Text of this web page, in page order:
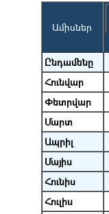
Ամիսներ
Ընդամենը
Հունվար
Փետրվար
Մարտ
Ապրիլ
Մայիս
Հունիս
Հուլիս